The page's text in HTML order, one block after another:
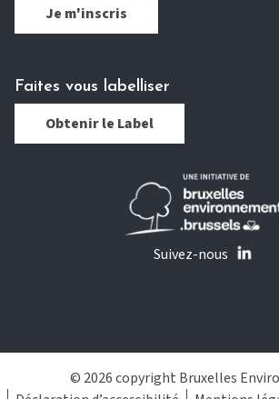
Je m'inscris
Faites vous labelliser
Obtenir le Label
Suivez-nous
© 2026 copyright Bruxelles